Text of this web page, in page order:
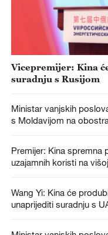
Vicepremijer: Kina
suradnju s Rusijom
Ministar vanjskih
s Moldavijom na
Premijer: Kina spremna
uzajamnih koristi na
Wang Yi: Kina će
unaprijediti suradnju s